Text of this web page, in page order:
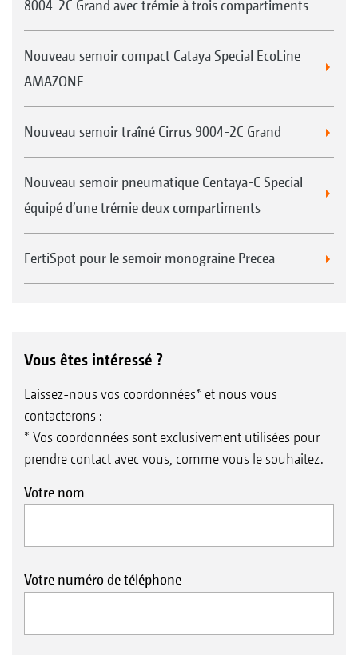
8004-2C Grand avec trémie à trois compartiments
Nouveau semoir compact Cataya Special EcoLine
AMAZONE
Nouveau semoir traîné Cirrus 9004-2C Grand
Nouveau semoir pneumatique Centaya-C Special
équipé d’une trémie deux compartiments
FertiSpot pour le semoir monograine Precea
Vous êtes intéressé ?
Laissez-nous vos coordonnées* et nous vous
contacterons :
* Vos coordonnées sont exclusivement utilisées pour
prendre contact avec vous, comme vous le souhaitez.
Votre nom
Votre numéro de téléphone